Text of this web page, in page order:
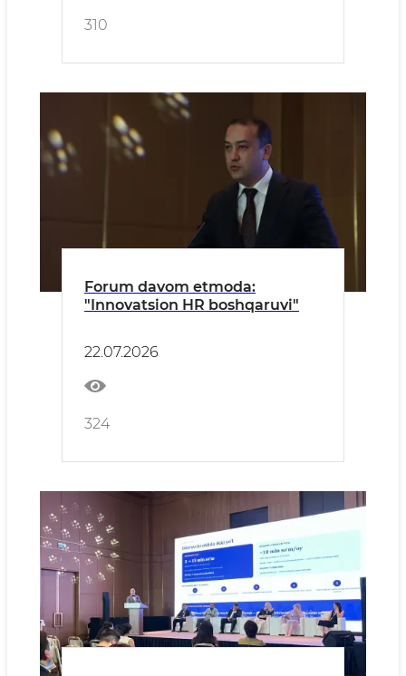
310
Forum davom etmoda:
"Innovatsion HR boshqaruvi"
22.07.2026
324